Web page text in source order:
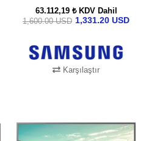
63.112,19 ₺ KDV Dahil
1,331.20 USD
1,600.00 USD
Karşılaştır